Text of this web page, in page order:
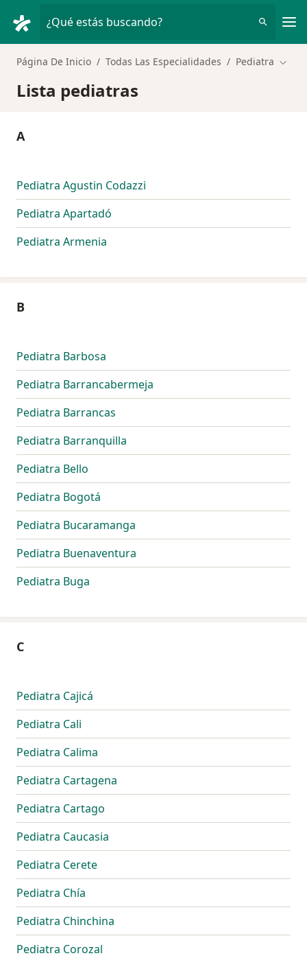
¿Qué estás buscando?
Página De Inicio Todas Las Especialidades Pediatra
Lista pediatras
A
Pediatra Agustin Codazzi
Pediatra Apartadó
Pediatra Armenia
B
Pediatra Barbosa
Pediatra Barrancabermeja
Pediatra Barrancas
Pediatra Barranquilla
Pediatra Bello
Pediatra Bogotá
Pediatra Bucaramanga
Pediatra Buenaventura
Pediatra Buga
C
Pediatra Cajicá
Pediatra Cali
Pediatra Calima
Pediatra Cartagena
Pediatra Cartago
Pediatra Caucasia
Pediatra Cerete
Pediatra Chía
Pediatra Chinchina
Pediatra Corozal